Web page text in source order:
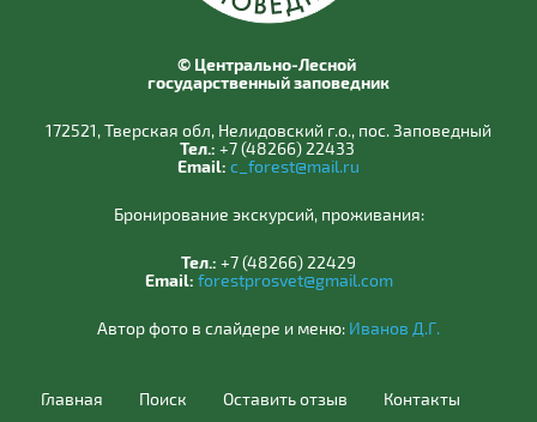
© Центрально-Лесной
государственный заповедник
172521, Тверская обл, Нелидовский г.о., пос. Заповедный
Тел.: +7 (48266) 22433
Email: c_forest@mail.ru
Бронирование экскурсий, проживания:
Тел.: +7 (48266) 22429
Email: forestprosvet@gmail.com
Автор фото в слайдере и меню: Иванов Д.Г.
Главная Поиск Оставить отзыв Контакты